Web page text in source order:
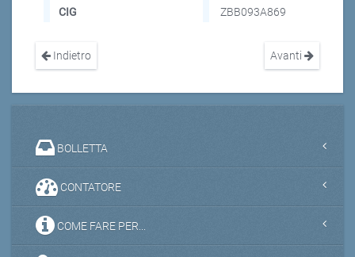
CIG ZBB093A869
Indietro Avanti
BOLLETTA
CONTATORE
COME FARE PER...